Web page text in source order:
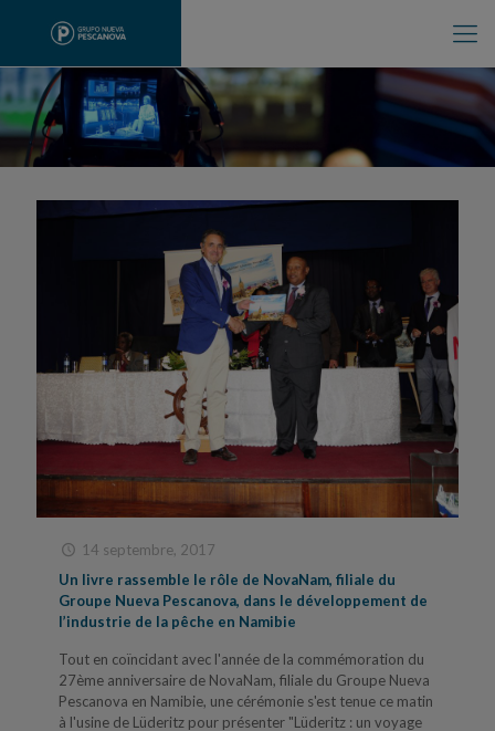
14 septembre, 2017
Un livre rassemble le rôle de NovaNam, filiale du
Groupe Nueva Pescanova, dans le développement de
l’industrie de la pêche en Namibie
Tout en coïncidant avec l'année de la commémoration du
27ème anniversaire de NovaNam, filiale du Groupe Nueva
Pescanova en Namibie, une cérémonie s'est tenue ce matin
à l'usine de Lüderitz pour présenter "Lüderitz : un voyage